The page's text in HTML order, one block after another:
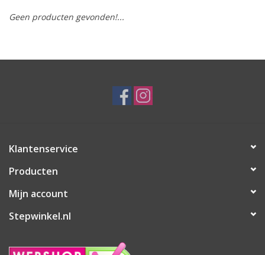
Geen producten gevonden!...
Klantenservice
Producten
Mijn account
Stepwinkel.nl